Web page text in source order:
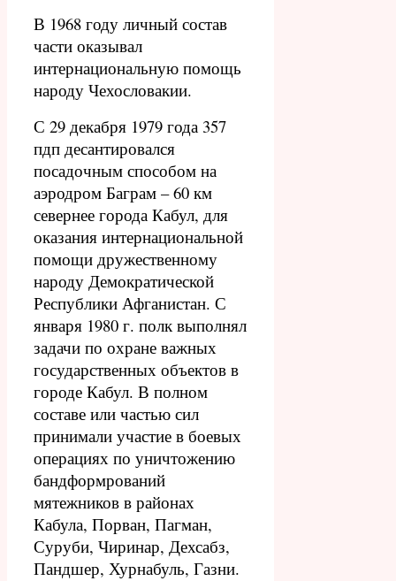
В 1968 году личный состав
части оказывал
интернациональную помощь
народу Чехословакии.
С 29 декабря 1979 года 357
пдп десантировался
посадочным способом на
аэродром Баграм – 60 км
севернее города Кабул, для
оказания интернациональной
помощи дружественному
народу Демократической
Республики Афганистан. С
января 1980 г. полк выполнял
задачи по охране важных
государственных объектов в
городе Кабул. В полном
составе или частью сил
принимали участие в боевых
операциях по уничтожению
бандформрований
мятежников в районах
Кабула, Порван, Пагман,
Суруби, Чиринар, Дехсабз,
Пандшер, Хурнабуль, Газни.